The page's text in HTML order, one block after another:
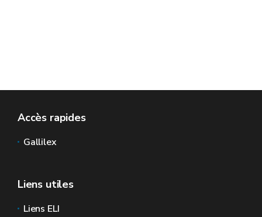
Accès rapides
Gallilex
Liens utiles
Liens ELI